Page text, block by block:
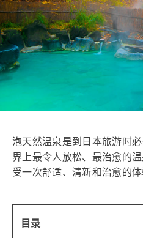
泡天然温泉是到日本旅游时
界上最令人放松、最治愈的
受一次舒适、清新和治愈的体
目录